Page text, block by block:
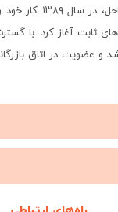
هلدینگ پترو
ثابت آغاز کرد. با
و عضویت در اتاق